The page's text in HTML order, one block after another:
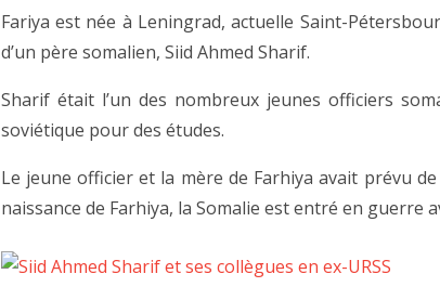
Fariya est née à Leningrad, actuelle Saint-
d’un père somalien, Siid Ahmed Sharif.
Sharif était l’un des nombreux jeunes officiers
soviétique pour des études.
Le jeune officier et la mère de Farhiya avait prévu
naissance de Farhiya, la Somalie est entré en guerre